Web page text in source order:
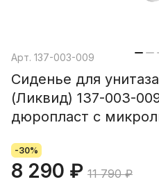
Арт. 137-003-009
Сиденье для
(Ликвид) 137-003-
дюропласт с
-30%
8 290 ₽ 11 790 ₽